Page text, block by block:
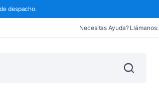
despacho.
Necesitas Ayuda? Llámanos: